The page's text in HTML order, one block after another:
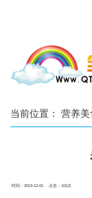
当前位置： 营养美
时间：2013-12-01 点击：101次